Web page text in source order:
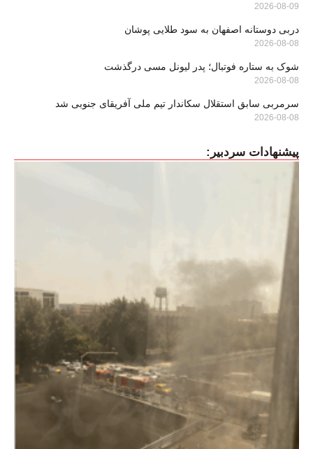
2026-08-09
دربی دوستانه اصفهان به سود طلایی پوشان
2026-08-08
شوک به ستاره فوتبال؛ پدر لیونل مسی درگذشت
2026-08-08
سرمربی سابق استقلال سکاندار تیم ملی آفریقای جنوبی شد
2026-08-08
پیشنهادات سردبیر: